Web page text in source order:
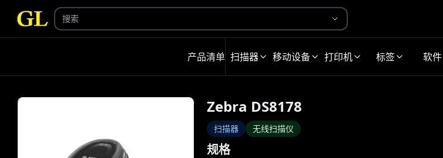
产品清单 扫描器 移动设备 打印机 标签 软件
Zebra DS8178
扫描器 无线扫描仪
规格